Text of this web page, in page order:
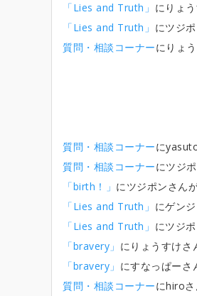
「Lies and Truth」 にりょ
「Lies and Truth」 にツジ
質問・相談コーナーにりょ
質問・相談コーナーに
質問・相談コーナーにツジ
「birth！」 にツジポンさん
「Lies and Truth」 にゲン
「Lies and Truth」 にツジ
「bravery」 にりょうすけ
「bravery」 にすなっぱー
質問・相談コーナーにhiro